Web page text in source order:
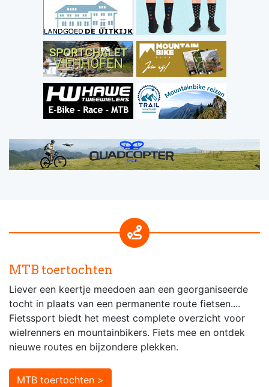
MTB toertochten
Liever een keertje meedoen aan een georganiseerde
tocht in plaats van een permanente route fietsen....
Fietssport biedt het meest complete overzicht voor
wielrenners en mountainbikers. Fiets mee en ontdek
nieuwe routes en bijzondere plekken.
MTB toertochten >